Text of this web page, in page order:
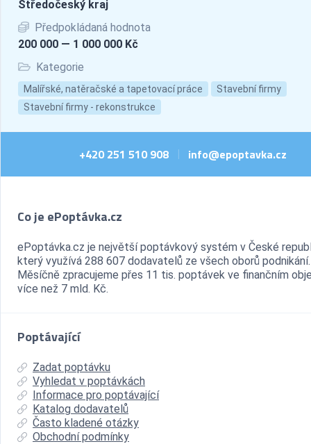
Středočeský kraj
Předpokládaná hodnota
200 000 — 1 000 000 Kč
Kategorie
Malířské, natěračské a tapetovací práce
Stavební firmy
Stavební firmy - rekonstrukce
+420 251 510 908 | info@epoptavka.cz
Co je ePoptávka.cz
ePoptávka.cz je největší poptávkový systém v České
který využívá 288 607 dodavatelů ze všech oborů podnikání.
Měsíčně zpracujeme přes 11 tis. poptávek ve finančním
více než 7 mld. Kč.
Poptávající
Zadat poptávku
Vyhledat v poptávkách
Informace pro poptávající
Katalog dodavatelů
Často kladené otázky
Obchodní podmínky